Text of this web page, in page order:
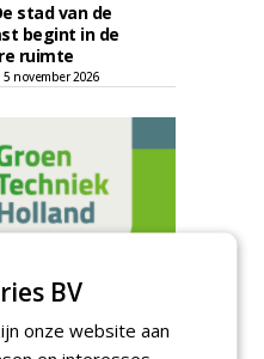
stad van de
begint in de
ruimte
november 2026
BV
onze website aan